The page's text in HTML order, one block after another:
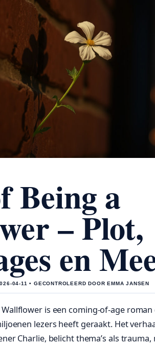
Being a
– Plot,
en
04-11 • GECONTROLEERD DOOR EMMA JANSEN
is een coming-of-age roman
lezers heeft geraakt. Het
Charlie, belicht thema’s als trauma,